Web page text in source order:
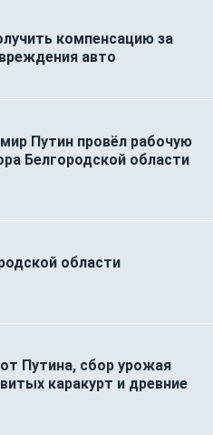
компенсацию за
авто
Путин провёл рабочую
Белгородской области
области
Путина, сбор урожая
каракурт и древние